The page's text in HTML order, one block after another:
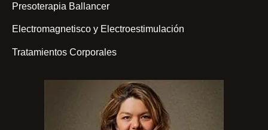
Presoterapia Ballancer
Electromagnetisco y Electroestimulación
Tratamientos Corporales